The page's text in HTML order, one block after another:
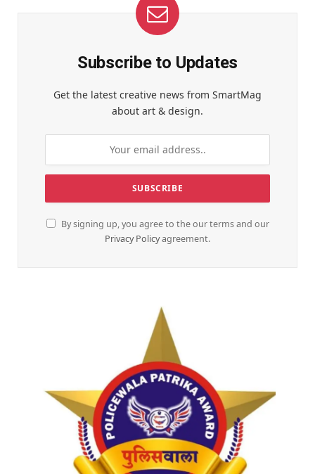
Subscribe to Updates
Get the latest creative news from SmartMag
about art & design.
By signing up, you agree to the our terms and our
Privacy Policyagreement.